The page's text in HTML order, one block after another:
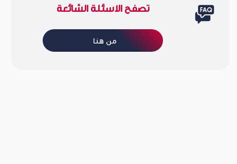
تصفح الاسئلة الشائعة
من هنا